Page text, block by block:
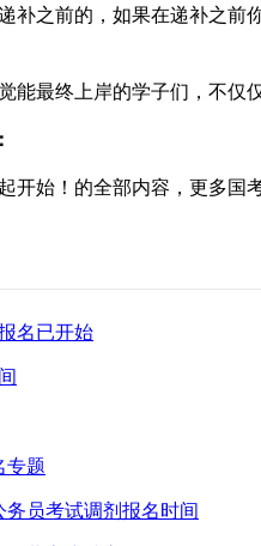
之前的，如果在递补之前
最终上岸的学子们，不仅
始！的全部内容，更多国
名已开始
专题
务员考试调剂报名时间